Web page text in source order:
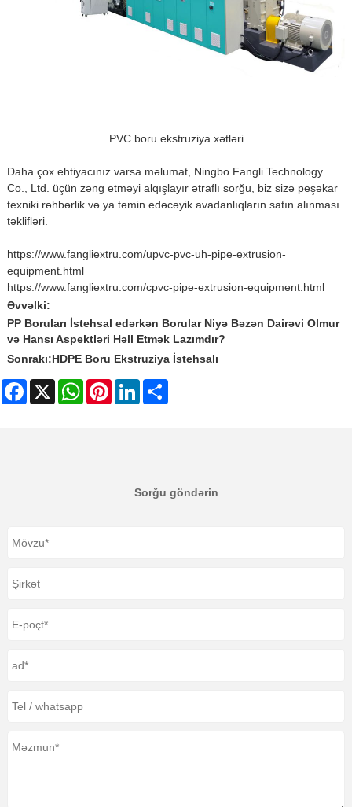
PVC boru ekstruziya xətləri
Daha çox ehtiyacınız varsa məlumat, Ningbo Fangli Technology
Co., Ltd. üçün zəng etməyi alqışlayır ətraflı sorğu, biz sizə peşəkar
texniki rəhbərlik və ya təmin edəcəyik avadanlıqların satın alınması
təklifləri.
https://www.fangliextru.com/upvc-pvc-uh-pipe-extrusion-
equipment.html
https://www.fangliextru.com/cpvc-pipe-extrusion-equipment.html
Əvvəlki:
PP Boruları İstehsal edərkən Borular Niyə Bəzən Dairəvi Olmur
və Hansı Aspektləri Həll Etmək Lazımdır?
Sonrakı:HDPE Boru Ekstruziya İstehsalı
Facebook
X WhatsAppPinterestLinkedIn
Sorğu göndərin